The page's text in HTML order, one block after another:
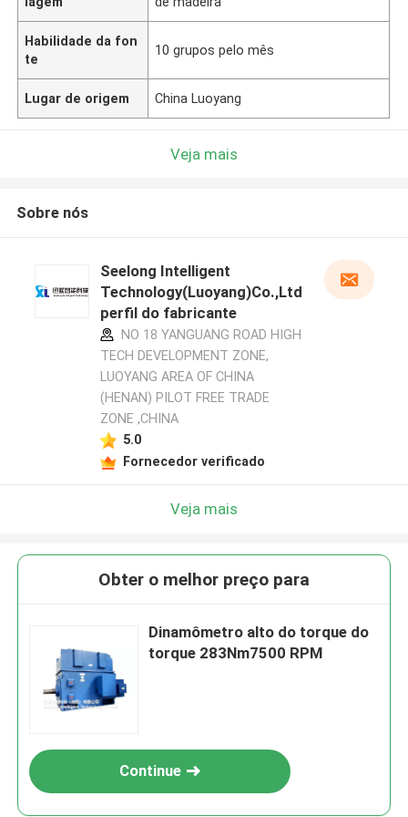
Habilidade da fon
te
10 grupos pelo mês
Lugar de origem China Luoyang
Veja mais
Sobre nós
Seelong Intelligent
Technology(Luoyang)Co.,Ltd
perfil do fabricante
NO 18 YANGUANG ROAD HIGH
TECH DEVELOPMENT ZONE,
LUOYANG AREA OF CHINA
(HENAN) PILOT FREE TRADE
ZONE ,CHINA
5.0
Fornecedor verificado
Veja mais
Obter o melhor preço para
Dinamômetro alto do torque do
torque 283Nm7500 RPM
Continue